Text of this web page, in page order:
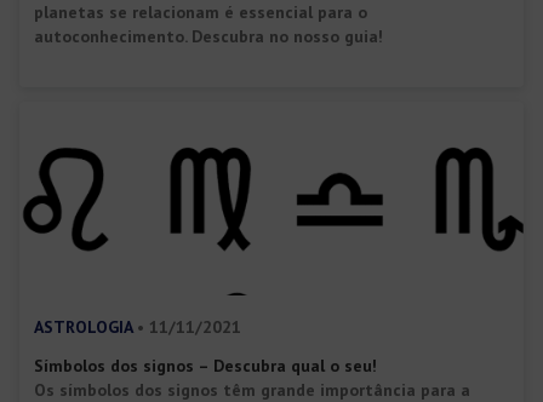
planetas se relacionam é essencial para o
autoconhecimento. Descubra no nosso guia!
ASTROLOGIA • 11/11/2021
Símbolos dos signos – Descubra qual o seu!
Os símbolos dos signos têm grande importância para a